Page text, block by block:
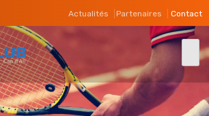
Actualités Partenaires Contact